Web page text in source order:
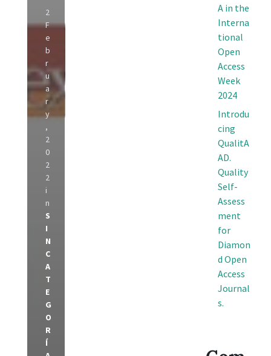
2
F
e
b
r
u
a
r
y
,
2
0
2
2
i
n
S
I
N
C
A
T
E
G
O
R
Í
A in the
Interna
tional
Open
Access
Week
2024
Introdu
cing
QualitA
AD.
Quality
Self-
Assess
ment
for
Diamon
d Open
Access
Journal
s.